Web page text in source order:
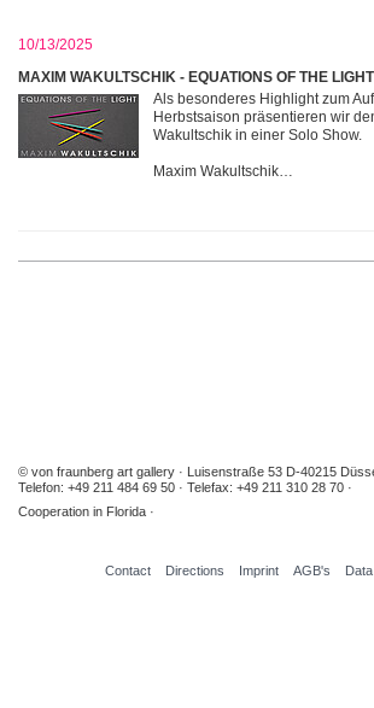
10/13/2025
MAXIM WAKULTSCHIK - EQUATIONS OF THE LIGHT
Als besonderes Highlight zum
Herbstsaison präsentieren wir
Wakultschik in einer Solo Show.
Maxim Wakultschik…
© von fraunberg art gallery
Luisenstraße 53 D-40215
Telefon: +49 211 484 69 50
Telefax: +49 211 310 28 70
Cooperation in Florida
Contact Directions Imprint AGB's